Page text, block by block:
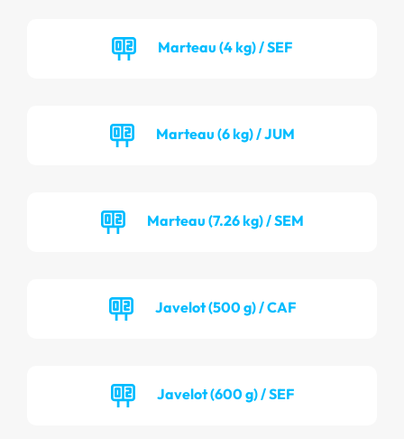
Marteau (4 kg) / SEF
Marteau (6 kg) / JUM
Marteau (7.26 kg) / SEM
Javelot (500 g) / CAF
Javelot (600 g) / SEF